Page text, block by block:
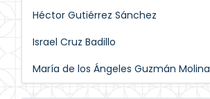
Héctor Gutiérrez Sánchez
Israel Cruz Badillo
María de los Ángeles Guzmán Molina